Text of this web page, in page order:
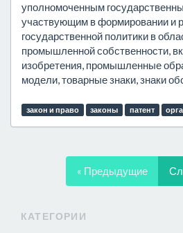
уполномоченным
участвующим в формировании и
государственной политики в
промышленной собственности,
изобретения, промышленные
модели, товарные знаки, знаки
закон и право законы патент
« Предыдущие
КАТЕГОРИИ